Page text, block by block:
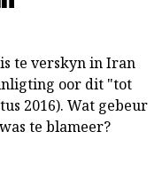
te verskyn in Iran
inligting oor dit "tot
2016). Wat gebeur
te blameer?